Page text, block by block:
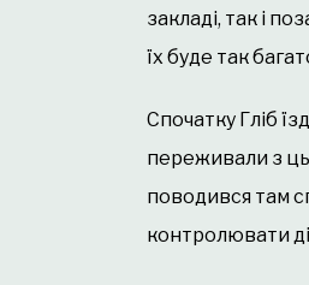
закладі, так і
їх буде так
Спочатку Гліб
переживали з
поводився там
контролювати